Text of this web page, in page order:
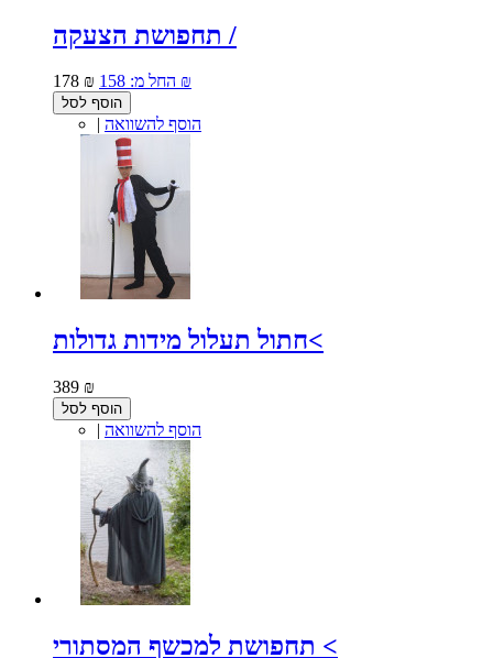
תחפושת הצעקה /
178 ₪ החל מ: 158 ₪
הוסף לסל
| הוסף להשוואה
חתול תעלול מידות גדולות<
389 ₪
הוסף לסל
| הוסף להשוואה
תחפושת למכשף המסתורי <